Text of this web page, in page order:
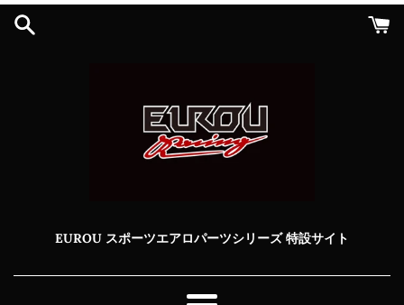
コ
EUROU スポーツエアロパーツシリーズ 特設サイト